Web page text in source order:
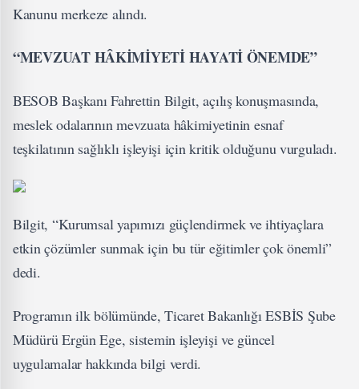
Kanunu merkeze alındı.
“MEVZUAT HÂKİMİYETİ HAYATİ ÖNEMDE”
BESOB Başkanı Fahrettin Bilgit, açılış konuşmasında,
meslek odalarının mevzuata hâkimiyetinin esnaf
teşkilatının sağlıklı işleyişi için kritik olduğunu vurguladı.
Bilgit, “Kurumsal yapımızı güçlendirmek ve ihtiyaçlara
etkin çözümler sunmak için bu tür eğitimler çok önemli”
dedi.
Programın ilk bölümünde, Ticaret Bakanlığı ESBİS Şube
Müdürü Ergün Ege, sistemin işleyişi ve güncel
uygulamalar hakkında bilgi verdi.